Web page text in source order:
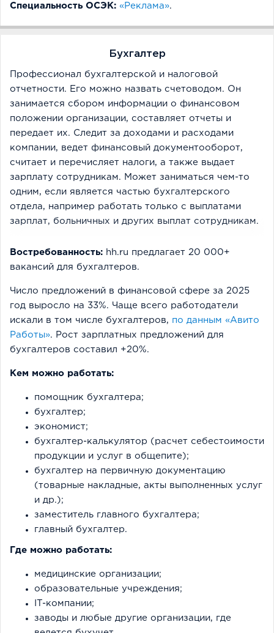
Специальность ОСЭК: «Реклама».
Бухгалтер
Профессионал бухгалтерской и налоговой
отчетности. Его можно назвать счетоводом. Он
занимается сбором информации о финансовом
положении организации, составляет отчеты и
передает их. Следит за доходами и расходами
компании, ведет финансовый документооборот,
считает и перечисляет налоги, а также выдает
зарплату сотрудникам. Может заниматься чем-то
одним, если является частью бухгалтерского
отдела, например работать только с выплатами
зарплат, больничных и других выплат сотрудникам.
Востребованность: hh.ru предлагает 20 000+
вакансий для бухгалтеров.
Число предложений в финансовой сфере за 2025
год выросло на 33%. Чаще всего работодатели
искали в том числе бухгалтеров, по данным «Авито
Работы». Рост зарплатных предложений для
бухгалтеров составил +20%.
Кем можно работать:
помощник бухгалтера;
бухгалтер;
экономист;
бухгалтер-калькулятор (расчет себестоимости
продукции и услуг в общепите);
бухгалтер на первичную документацию
(товарные накладные, акты выполненных услуг
и др.);
заместитель главного бухгалтера;
главный бухгалтер.
Где можно работать:
медицинские организации;
образовательные учреждения;
IT-компании;
заводы и любые другие организации, где